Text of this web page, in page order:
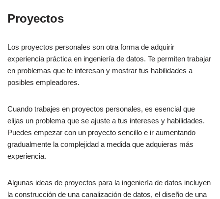
Proyectos
Los proyectos personales son otra forma de adquirir
experiencia práctica en ingeniería de datos. Te permiten trabajar
en problemas que te interesan y mostrar tus habilidades a
posibles empleadores.
Cuando trabajes en proyectos personales, es esencial que
elijas un problema que se ajuste a tus intereses y habilidades.
Puedes empezar con un proyecto sencillo e ir aumentando
gradualmente la complejidad a medida que adquieras más
experiencia.
Algunas ideas de proyectos para la ingeniería de datos incluyen
la construcción de una canalización de datos, el diseño de una